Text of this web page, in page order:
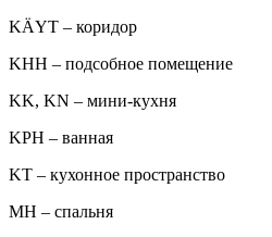
KÄYT – коридор
KHH – подсобное помещение
KK, KN – мини-кухня
KPH – ванная
KT – кухонное пространство
MH – спальня